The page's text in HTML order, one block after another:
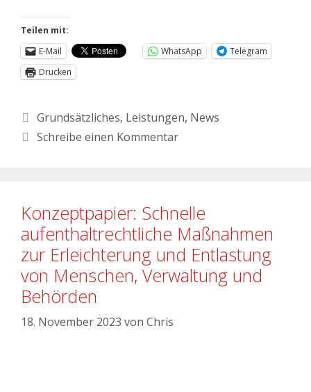
Teilen mit:
E-Mail
WhatsApp
Telegram
Drucken
Grundsätzliches, Leistungen, News
Schreibe einen Kommentar
Konzeptpapier: Schnelle
aufenthaltrechtliche Maßnahmen
zur Erleichterung und Entlastung
von Menschen, Verwaltung und
Behörden
18. November 2023 von Chris